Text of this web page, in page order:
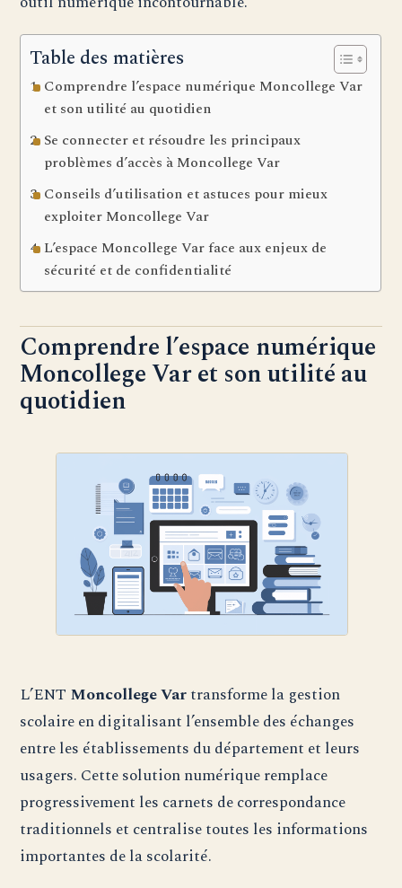
Table des matières
Comprendre l’espace numérique Moncollege Var
et son utilité au quotidien
Se connecter et résoudre les principaux
problèmes d’accès à Moncollege Var
Conseils d’utilisation et astuces pour mieux
exploiter Moncollege Var
L’espace Moncollege Var face aux enjeux de
sécurité et de confidentialité
Comprendre l’espace numérique
Moncollege Var et son utilité au
quotidien
L’ENT Moncollege Vartransforme la gestion
scolaire en digitalisant l’ensemble des échanges
entre les établissements du département et leurs
usagers. Cette solution numérique remplace
progressivement les carnets de correspondance
traditionnels et centralise toutes les informations
importantes de la scolarité.